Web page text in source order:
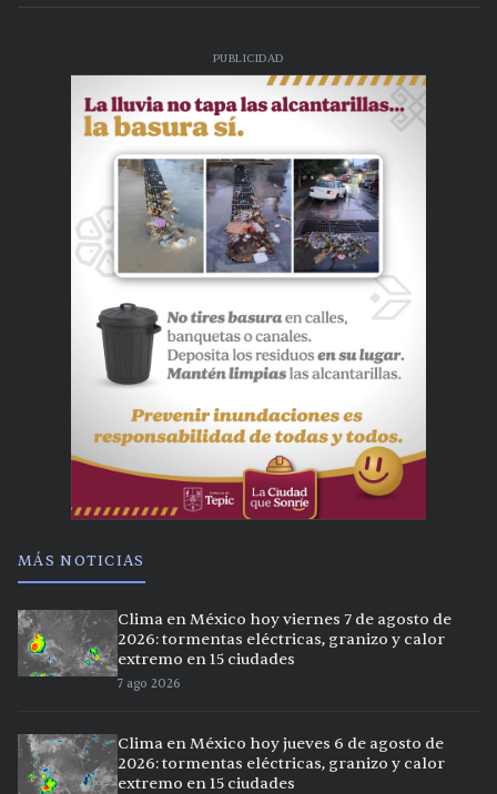
PUBLICIDAD
MÁS NOTICIAS
Clima en México hoy viernes 7 de agosto de
2026: tormentas eléctricas, granizo y calor
extremo en 15 ciudades
7 ago 2026
Clima en México hoy jueves 6 de agosto de
2026: tormentas eléctricas, granizo y calor
extremo en 15 ciudades